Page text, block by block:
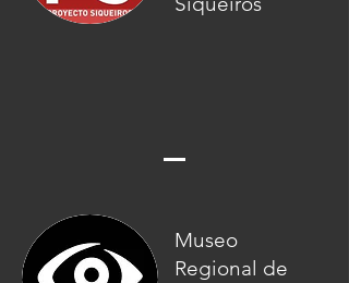
Museo
Regional de